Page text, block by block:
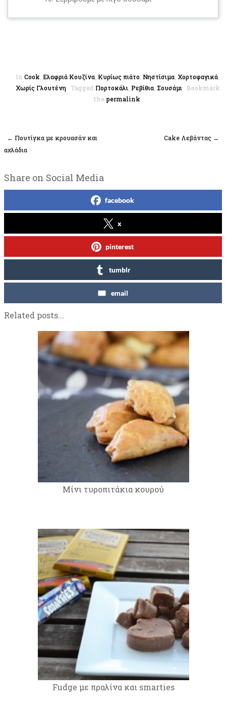
In Cook Ελαφριά Κουζίνα Κυρίως πιάτο Νηστίσιμα Χορτοφαγικά
Χωρίς ΓλουτένηTagged Πορτοκάλι, Ρεβίθια, ΣουσάμιBookmark
the permalink
Post navigation
← Πουτίγκα με κρουασάν και
αχλάδια
Cake Λεβάντας →
Share on Social Media
facebook
x
pinterest
tumblr
email
Related posts...
Μίνι τυροπιτάκια κουρού
Fudge με πραλίνα και smarties